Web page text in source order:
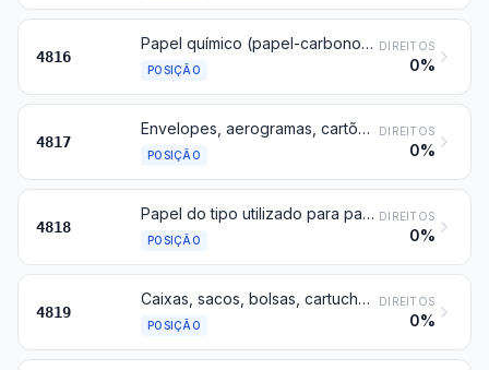
4816
Papel químico (papel-carbono), papel autocopiativo e outro papel para cópia ou duplicação (exceto os da posição 4809), estênceis completos e chapas offset, de papel, mesmo acondicionados em caixas
POSIÇÃO
DIREITOS
0%
4817
Envelopes, aerogramas, cartões-postais não ilustrados e cartões para correspondência, de papel ou cartão; caixas, sacos e semelhantes, de papel ou cartão, que contenham um sortido de artigos para correspondência
POSIÇÃO
DIREITOS
0%
4818
Papel do tipo utilizado para papel higiénico e papel semelhante, pasta (ouate) de celulose ou mantas de fibras de celulose, do tipo utilizado para fins domésticos ou sanitários, em rolos de largura não superior a 36 cm, ou cortados em forma própria; lenços, toalhitas (lenços) desmaquilhantes, toalhas de mão, toalhas de mesa, guardanapos, lençóis e artigos semelhantes, de uso doméstico, de toucador, higiénicos ou hospitalares, vestuário e seus acessórios, de pasta de papel, papel, pasta (ouate) de celulose ou de mantas de fibras de celulose
POSIÇÃO
DIREITOS
0%
4819
Caixas, sacos, bolsas, cartuchos e outras embalagens, de papel, cartão, pasta (ouate) de celulose ou de mantas de fibras de celulose; cartonagens para escritórios, lojas e estabelecimentos semelhantes
POSIÇÃO
DIREITOS
0%